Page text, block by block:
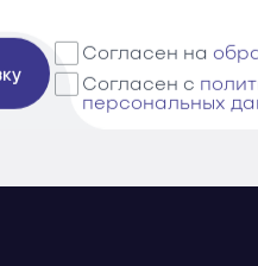
Согласен на
Согласен с
персональных